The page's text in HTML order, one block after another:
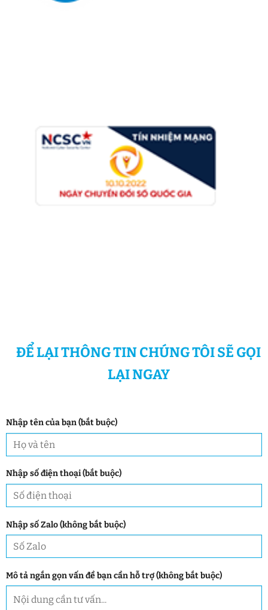
ĐỂ LẠI THÔNG TIN CHÚNG TÔI SẼ GỌI
LẠI NGAY
Nhập tên của bạn (bắt buộc)
Nhập số điện thoại (bắt buộc)
Nhập số Zalo (không bắt buộc)
Mô tả ngắn gọn vấn đề bạn cần hỗ trợ (không bắt buộc)